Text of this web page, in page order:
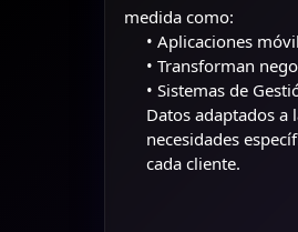
medida como:
• Aplicaciones
• Transforman
• Sistemas de
Datos adaptados a
necesidades
cada cliente.